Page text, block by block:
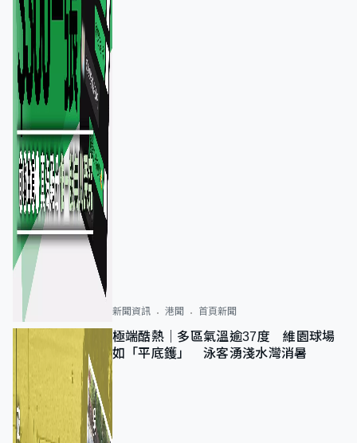
新聞資訊 港聞 首頁新聞
極端酷熱｜多區氣溫逾37度 維園球場
如「平底鑊」 泳客湧淺水灣消暑